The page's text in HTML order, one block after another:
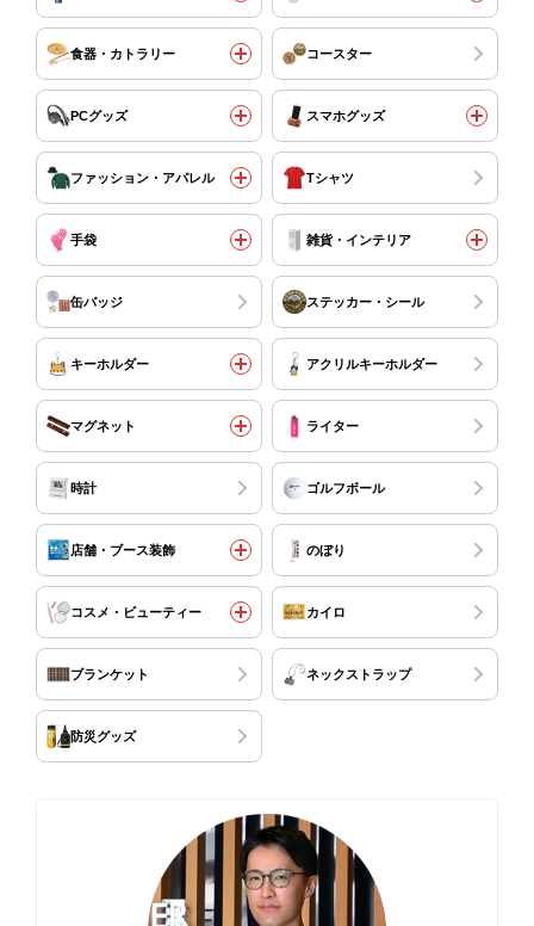
食器・カトラリー コースター
PCグッズ スマホグッズ
ファッション・アパレル Tシャツ
手袋 雑貨・インテリア
缶バッジ ステッカー・シール
キーホルダー アクリルキーホルダー
マグネット ライター
時計 ゴルフボール
店舗・ブース装飾 のぼり
コスメ・ビューティー カイロ
ブランケット ネックストラップ
防災グッズ